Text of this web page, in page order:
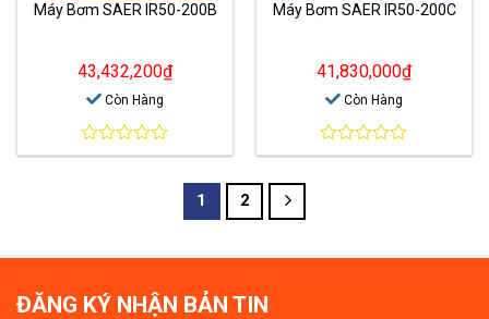
Máy Bơm SAER IR50-200B
43,432,200₫
Còn Hàng
0
Máy Bơm SAER IR50-200C
41,830,000₫
Còn Hàng
0
1 2
ĐĂNG KÝ NHẬN BẢN TIN